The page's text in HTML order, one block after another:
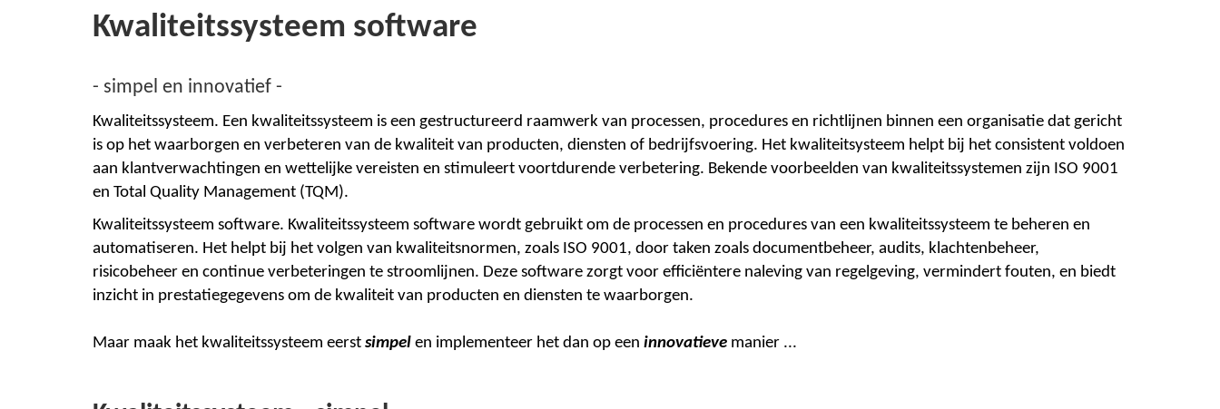
Kwaliteitssysteem software
- simpel en innovatief -
Kwaliteitssysteem. Een kwaliteitssysteem is een gestructureerd raamwerk van processen, procedures en richtlijnen binnen een organisatie dat gericht
is op het waarborgen en verbeteren van de kwaliteit van producten, diensten of bedrijfsvoering. Het kwaliteitsysteem helpt bij het consistent voldoen
aan klantverwachtingen en wettelijke vereisten en stimuleert voortdurende verbetering. Bekende voorbeelden van kwaliteitssystemen zijn ISO 9001
en Total Quality Management (TQM).
Kwaliteitssysteem software. Kwaliteitssysteem software wordt gebruikt om de processen en procedures van een kwaliteitssysteem te beheren en
automatiseren. Het helpt bij het volgen van kwaliteitsnormen, zoals ISO 9001, door taken zoals documentbeheer, audits, klachtenbeheer,
risicobeheer en continue verbeteringen te stroomlijnen. Deze software zorgt voor efficiëntere naleving van regelgeving, vermindert fouten, en biedt
inzicht in prestatiegegevens om de kwaliteit van producten en diensten te waarborgen.
Maar maak het kwaliteitssysteem eerst simpel en implementeer het dan op een innovatieve manier ...